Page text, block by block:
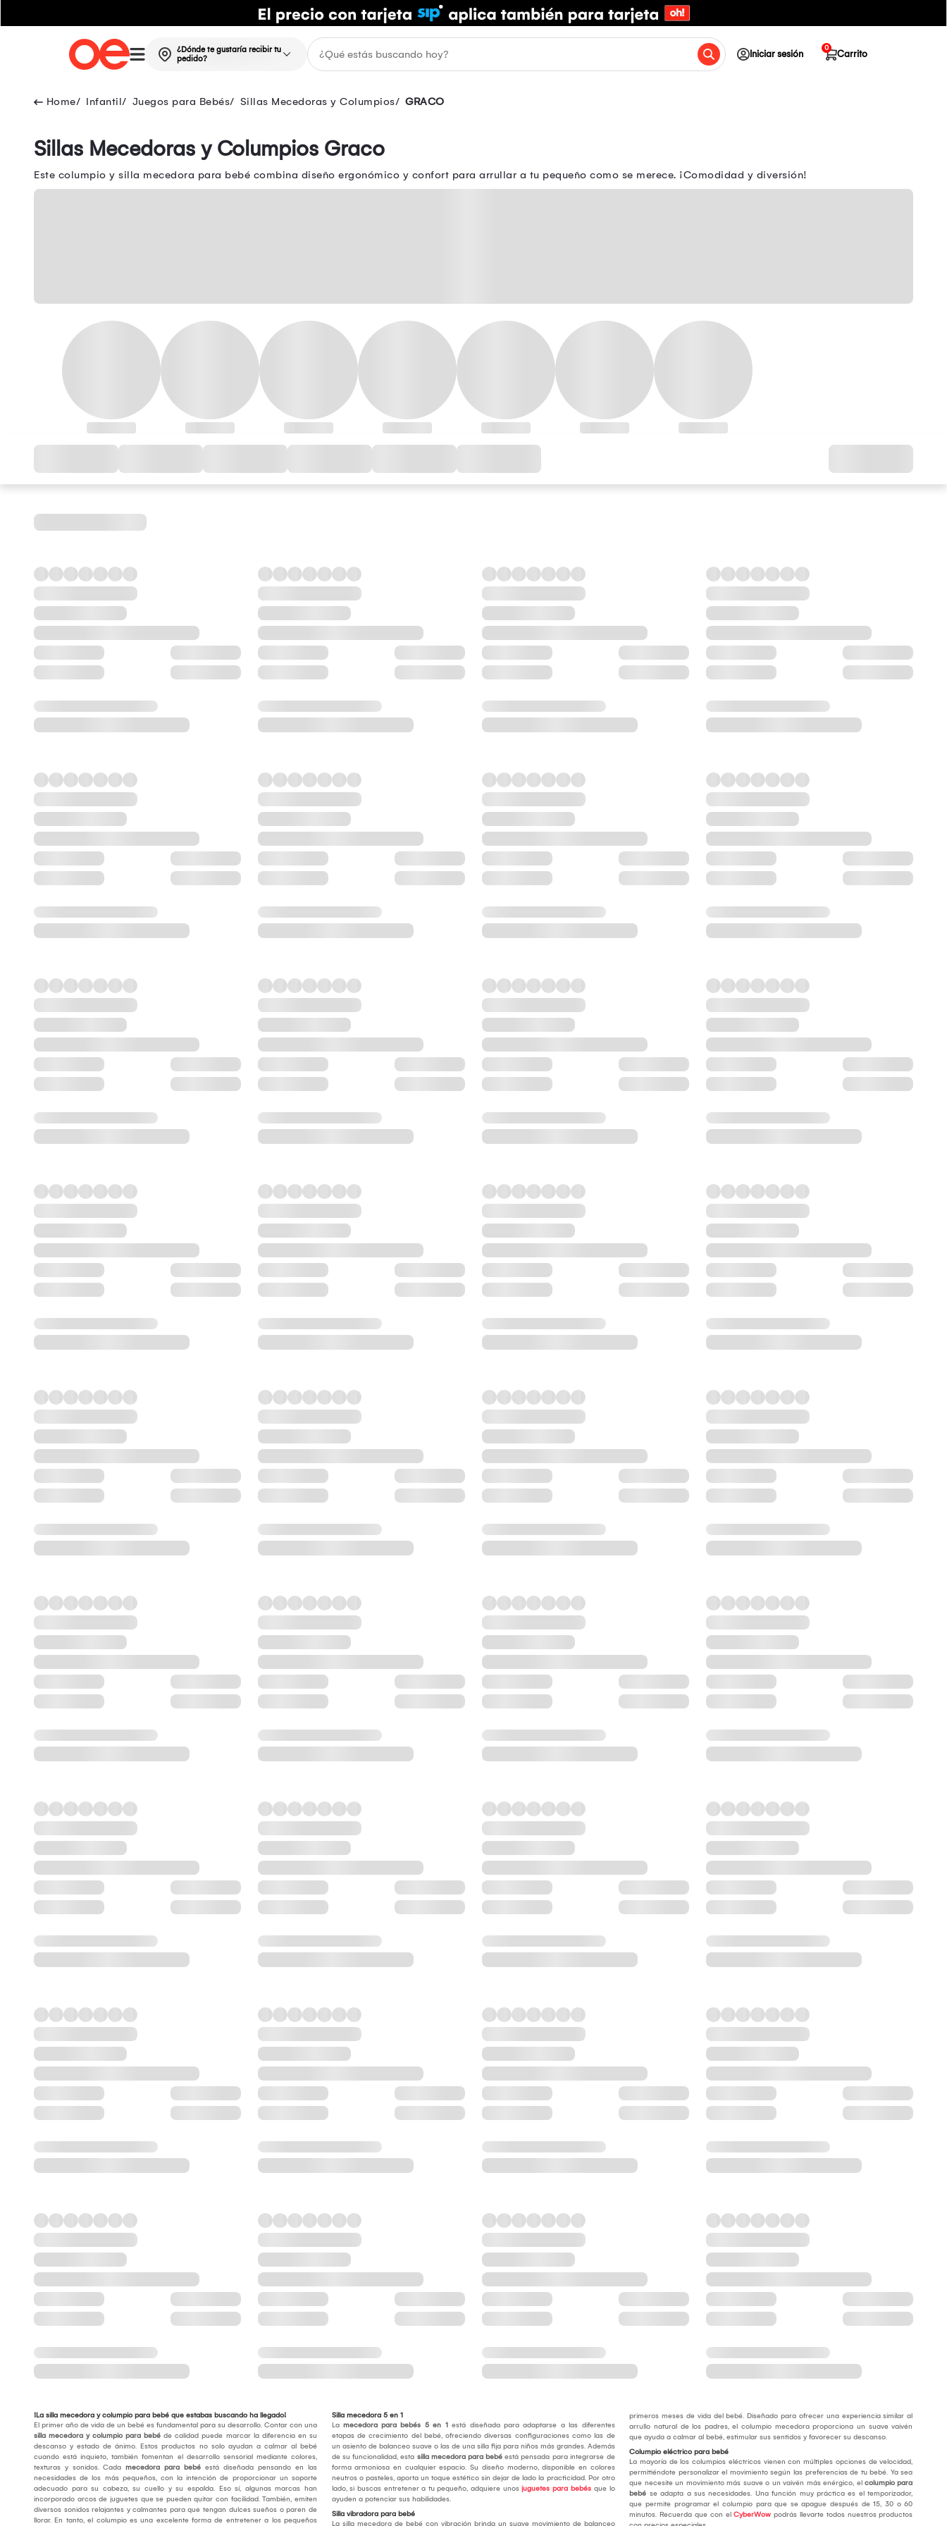
¿Dónde te gustaría recibir tu
pedido?
Iniciar sesión Carrito
0
Infantil Juegos para Bebés Sillas Mecedoras y Columpios GRACO
Sillas Mecedoras y Columpios Graco
Este columpio y silla mecedora para bebé combina diseño ergonómico y confort para arrullar a tu pequeño como se merece. ¡Comodidad y diversión!
¡La silla mecedora y columpio para bebé que estabas buscando ha llegado!
El primer año de vida de un bebé es fundamental para su desarrollo. Contar con una
silla mecedora y columpio para bebé de calidad puede marcar la diferencia en su
descanso y estado de ánimo. Estos productos no solo ayudan a calmar al bebé
cuando está inquieto, también fomentan el desarrollo sensorial mediante colores,
texturas y sonidos. Cada mecedora para bebé está diseñada pensando en las
necesidades de los más pequeños, con la intención de proporcionar un soporte
adecuado para su cabeza, su cuello y su espalda. Eso sí, algunas marcas han
incorporado arcos de juguetes que se pueden quitar con facilidad. También, emiten
diversos sonidos relajantes y calmantes para que tengan dulces sueños o paren de
llorar. En tanto, el columpio es una excelente forma de entretener a los pequeños
Silla mecedora 5 en 1
La mecedora para bebés 5 en 1 está diseñada para adaptarse a las diferentes
etapas de crecimiento del bebé, ofreciendo diversas configuraciones como las de
un asiento de balanceo suave o las de una silla fija para niños más grandes. Además
de su funcionalidad, esta silla mecedora para bebéestá pensada para integrarse de
forma armoniosa en cualquier espacio. Su diseño moderno, disponible en colores
neutros o pasteles, aporta un toque estético sin dejar de lado la practicidad. Por otro
lado, si buscas entretener a tu pequeño, adquiere unosjuguetes para bebésque lo
ayuden a potenciar sus habilidades.
Silla vibradora para bebé
La silla mecedora de bebé con vibración brinda un suave movimiento de balanceo
primeros meses de vida del bebé. Diseñado para ofrecer una experiencia similar al
arrullo natural de los padres, el columpio mecedora proporciona un suave vaivén
que ayuda a calmar al bebé, estimular sus sentidos y favorecer su descanso.
Columpio eléctrico para bebé
La mayoría de los columpios eléctricos vienen con múltiples opciones de velocidad,
permitiéndote personalizar el movimiento según las preferencias de tu bebé. Ya sea
que necesite un movimiento más suave o un vaivén más enérgico, elcolumpio para
bebé se adapta a sus necesidades. Una función muy práctica es el temporizador,
que permite programar el columpio para que se apague después de 15, 30 o 60
minutos. Recuerda que con elCyberWow podrás llevarte todos nuestros productos